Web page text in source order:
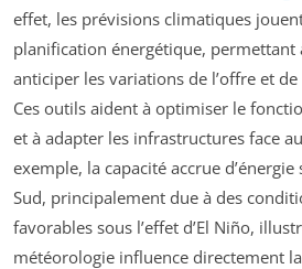
effet, les prévisions climatiques
planification énergétique, permettant
anticiper les variations de l’offre et de
Ces outils aident à optimiser le
et à adapter les infrastructures face
exemple, la capacité accrue
Sud, principalement due à des
favorables sous l’effet d’El Niño,
météorologie influence directement la